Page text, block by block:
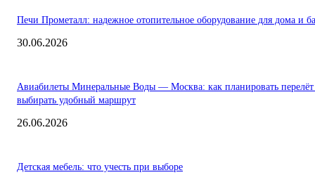
Печи Прометалл: надежное отопительное оборудование для дома и
30.06.2026
Авиабилеты Минеральные Воды — Москва: как планировать
выбирать удобный маршрут
26.06.2026
Детская мебель: что учесть при выборе